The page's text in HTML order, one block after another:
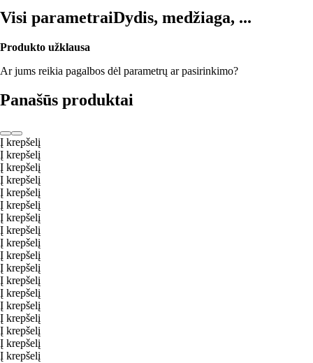
Visi parametraiDydis, medžiaga, ...
Produkto užklausa
Ar jums reikia pagalbos dėl parametrų ar pasirinkimo?
Panašūs produktai
Į krepšelį
Į krepšelį
Į krepšelį
Į krepšelį
Į krepšelį
Į krepšelį
Į krepšelį
Į krepšelį
Į krepšelį
Į krepšelį
Į krepšelį
Į krepšelį
Į krepšelį
Į krepšelį
Į krepšelį
Į krepšelį
Į krepšelį
Į krepšelį